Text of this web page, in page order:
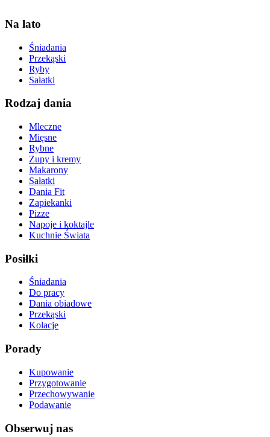
Na lato
Śniadania
Przekąski
Ryby
Sałatki
Rodzaj dania
Mleczne
Mięsne
Rybne
Zupy i kremy
Makarony
Sałatki
Dania Fit
Zapiekanki
Pizze
Napoje i koktajle
Kuchnie Świata
Posiłki
Śniadania
Do pracy
Dania obiadowe
Przekąski
Kolacje
Porady
Kupowanie
Przygotowanie
Przechowywanie
Podawanie
Obserwuj nas